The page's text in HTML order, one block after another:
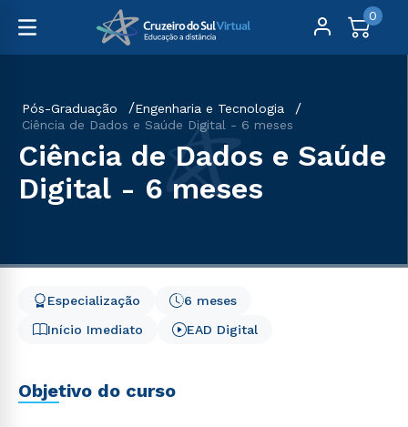
0
Pós-Graduação
Engenharia e Tecnologia
Ciência de Dados e Saúde Digital - 6 meses
Ciência de Dados e Saúde
Digital - 6 meses
Início Imediato
6 meses
Especialização
EAD Digital
Objetivo do curso